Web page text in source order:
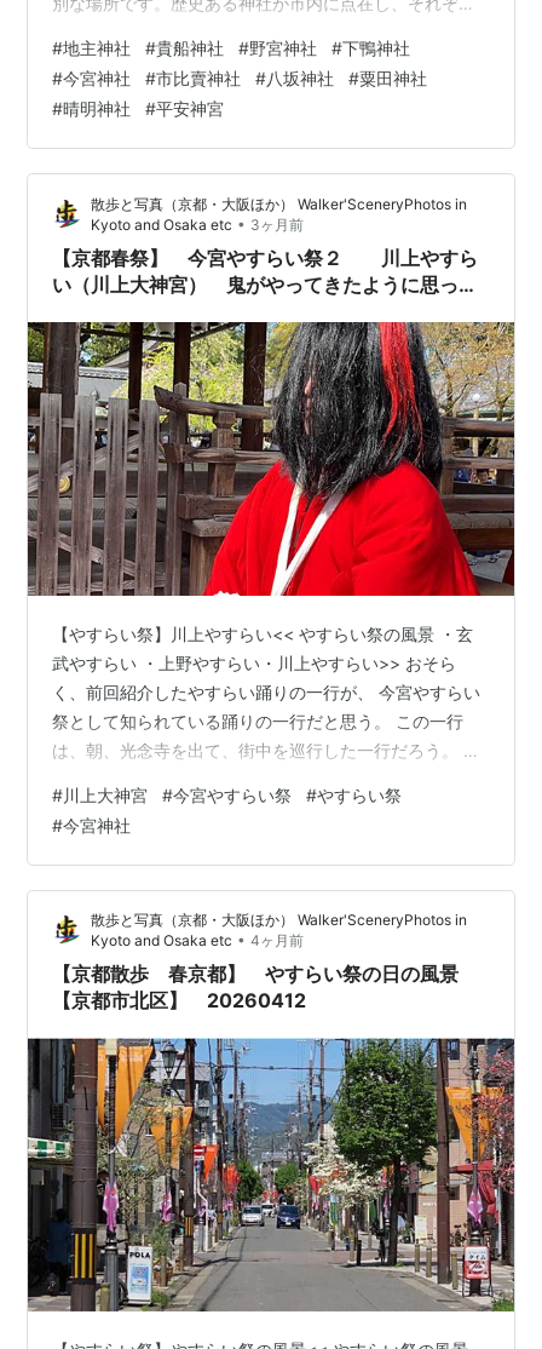
ったら、恋愛成就の神社にお参りしたい！」と憧れる方
も多いのではないでしょうか。 この記事では、京都で恋
愛成就のご利益があるとされる神社を10社、丁寧にご紹
介します。「片思いを叶えたい」「素敵な出会いがほし
い」「復縁したい」など、あなたの状況に合ったスポッ
トを見つけていただけたら嬉しいです。 初め…
#地主神社 #貴船神社 #野宮神社 #下鴨神社
#今宮神社 #市比賣神社 #八坂神社 #粟田神社
#晴明神社 #平安神宮
散歩と写真（京都・大阪ほか） Walker'SceneryPhotos in
Kyoto and Osaka etc • 3ヶ月前
【京都春祭】 今宮やすらい祭２ 川上やすら
い（川上大神宮） 鬼がやってきたように思っ
【やすらい祭】川上やすらい<< やすらい祭の風景 ・玄
武やすらい ・上野やすらい・川上やすらい>> おそら
く、前回紹介したやすらい踊りの一行が、 今宮やすらい
祭として知られている踊りの一行だと思う。 この一行
は、朝、光念寺を出て、街中を巡行した一行だろう。 光
にした。 photo.talk-turkey.com 今宮やすらい祭には、
もう一つある。 今宮神社から北に約２kmある川上大神宮
からの一行。 この一行を追いかけることはできなかった
が、 早めに今宮神社へやって来たので、その踊りを見る
ことが出来た。 この一行は容姿からして、見てきた踊り
の一行…
#川上大神宮 #今宮やすらい祭 #やすらい祭
#今宮神社
散歩と写真（京都・大阪ほか） Walker'SceneryPhotos in
Kyoto and Osaka etc • 4ヶ月前
【京都散歩 春京都】 やすらい祭の日の風景
【京都市北区】 20260412